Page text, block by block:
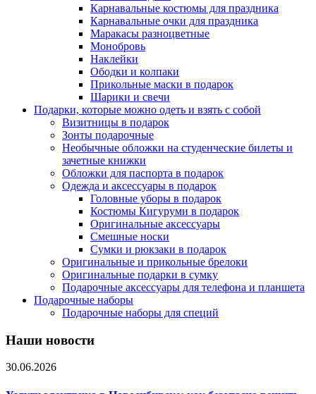
Карнавальные костюмы для праздника
Карнавальные очки для праздника
Маракасы разноцветные
Монобровь
Наклейки
Ободки и колпаки
Прикольные маски в подарок
Шарики и свечи
Подарки, которые можно одеть и взять с собой
Визитницы в подарок
Зонты подарочные
Необычные обложки на студенческие билеты и
зачетные книжки
Обложки для паспорта в подарок
Одежда и аксессуары в подарок
Головные уборы в подарок
Костюмы Кигуруми в подарок
Оригинальные аксессуары
Смешные носки
Сумки и рюкзаки в подарок
Оригинальные и прикольные брелоки
Оригинальные подарки в сумку
Подарочные аксессуары для телефона и планшета
Подарочные наборы
Подарочные наборы для специй
Наши новости
30.06.2026